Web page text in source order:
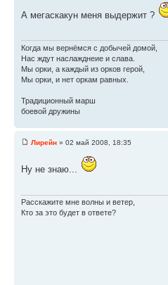
А мегаскакун меня выдержит ?
Когда мы вернёмся с добычей домой,
Нас ждут наслажднеие и слава.
Мы орки, а каждый из орков герой,
Мы орки, и нет оркам равных.
Традиционный марш
боевой дружины
Лирейн » 02 май 2008, 18:35
Ну не знаю...
Расскажите мне волны и ветер,
Кто за это будет в ответе?